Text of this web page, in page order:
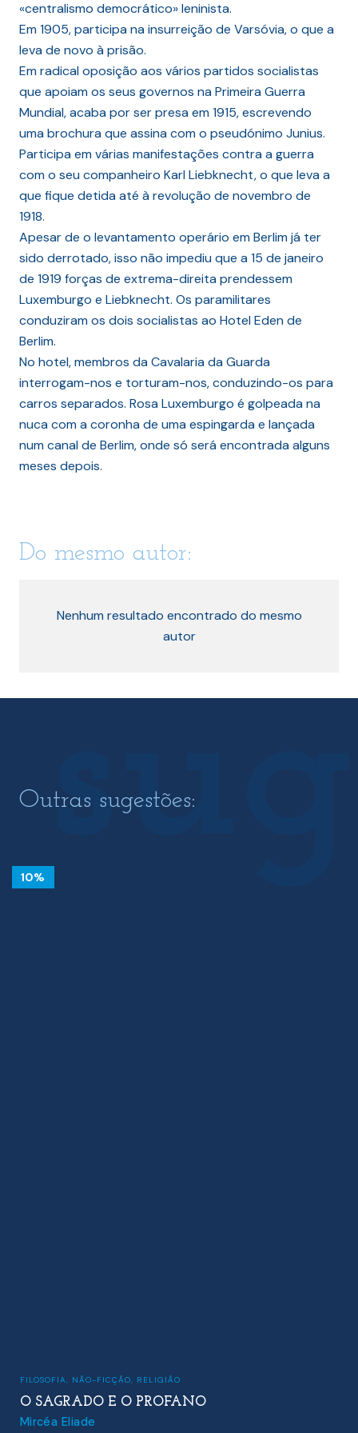
«centralismo democrático» leninista.
Em 1905, participa na insurreição de Varsóvia, o que a
leva de novo à prisão.
Em radical oposição aos vários partidos socialistas
que apoiam os seus governos na Primeira Guerra
Mundial, acaba por ser presa em 1915, escrevendo
uma brochura que assina com o pseudónimo Junius.
Participa em várias manifestações contra a guerra
com o seu companheiro Karl Liebknecht, o que leva a
que fique detida até à revolução de novembro de
1918.
Apesar de o levantamento operário em Berlim já ter
sido derrotado, isso não impediu que a 15 de janeiro
de 1919 forças de extrema-direita prendessem
Luxemburgo e Liebknecht. Os paramilitares
conduziram os dois socialistas ao Hotel Eden de
Berlim.
No hotel, membros da Cavalaria da Guarda
interrogam-nos e torturam-nos, conduzindo-os para
carros separados. Rosa Luxemburgo é golpeada na
nuca com a coronha de uma espingarda e lançada
num canal de Berlim, onde só será encontrada alguns
meses depois.
Do mesmo autor:
Nenhum resultado encontrado do mesmo
autor
Outras sugestões:
10%
FILOSOFIA, NÃO-FICÇÃO, RELIGIÃO
O SAGRADO E O PROFANO
Mircéa Eliade